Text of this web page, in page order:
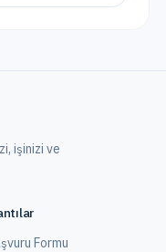
işinizi ve
Formu